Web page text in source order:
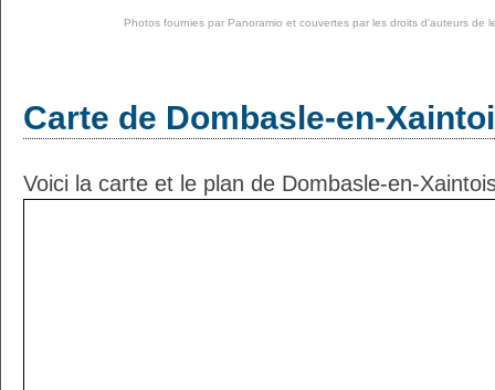
Photos fournies par Panoramio et couvertes par les droits d'auteurs de
Carte de Dombasle-en-
Voici la carte et le plan de Dombasle-en-